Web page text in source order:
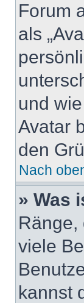
Forum
als
und
Avatar
den
Nach
» Was
Ränge,
viele
kannst